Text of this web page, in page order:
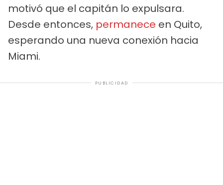
motivó que el capitán lo expulsara.
Desde entonces, permanece en Quito,
esperando una nueva conexión hacia
Miami.
PUBLICIDAD